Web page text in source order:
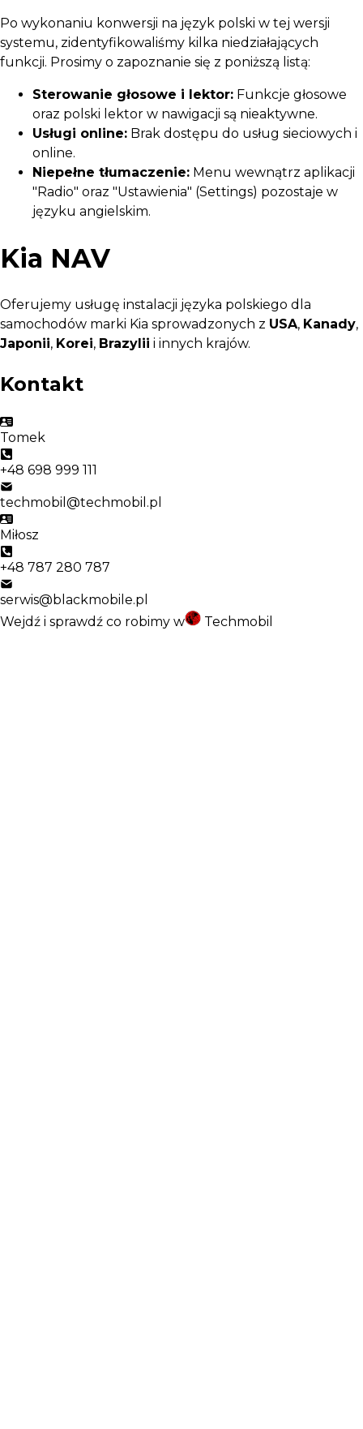
Po wykonaniu konwersji na język polski w tej wersji
systemu, zidentyfikowaliśmy kilka niedziałających
funkcji. Prosimy o zapoznanie się z poniższą listą:
Sterowanie głosowe i lektor: Funkcje głosowe
oraz polski lektor w nawigacji są nieaktywne.
Usługi online: Brak dostępu do usług sieciowych i
online.
Niepełne tłumaczenie: Menu wewnątrz aplikacji
"Radio" oraz "Ustawienia" (Settings) pozostaje w
języku angielskim.
Kia NAV
Oferujemy usługę instalacji języka polskiego dla
samochodów marki Kia sprowadzonych z USA, Kanady,
Japonii, Korei, Brazylii i innych krajów.
Kontakt
Tomek
+48 698 999 111
techmobil@techmobil.pl
Miłosz
+48 787 280 787
serwis@blackmobile.pl
Wejdź i sprawdź co robimy w
Techmobil